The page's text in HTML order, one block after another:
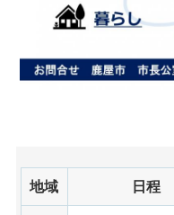
地域 日程